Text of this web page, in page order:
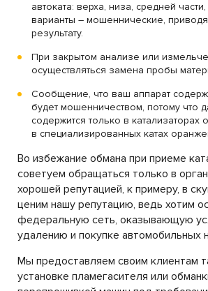
автоката: верха, низа, средней
варианты – мошеннические,
результату.
При закрытом анализе или
осуществляться замена пробы
Сообщение, что ваш аппарат
будет мошенничеством, потому что
содержится только в катализаторах
в специализированных катах
Во избежание обмана при приеме
советуем обращаться только в
хорошей репутацией, к примеру, в
ценим нашу репутацию, ведь хотим
федеральную сеть, оказывающую
удалению и покупке автомобильных
Мы предоставляем своим клиентам
установке пламегасителя или